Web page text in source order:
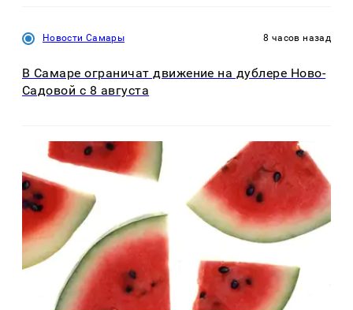
Новости Самары 8 часов назад
В Самаре ограничат движение на дублере Ново-
Садовой с 8 августа